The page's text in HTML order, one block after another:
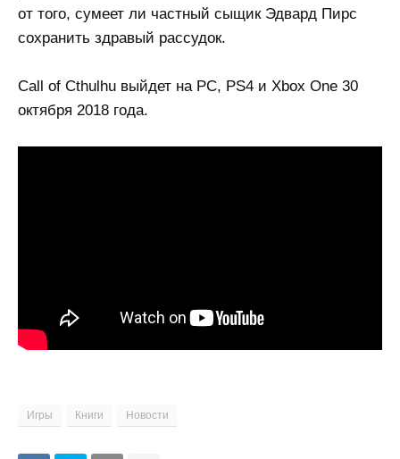
от того, сумеет ли частный сыщик Эдвард Пирс
сохранить здравый рассудок.
Call of Cthulhu выйдет на PC, PS4 и Xbox One 30
октября 2018 года.
Игры Книги Новости